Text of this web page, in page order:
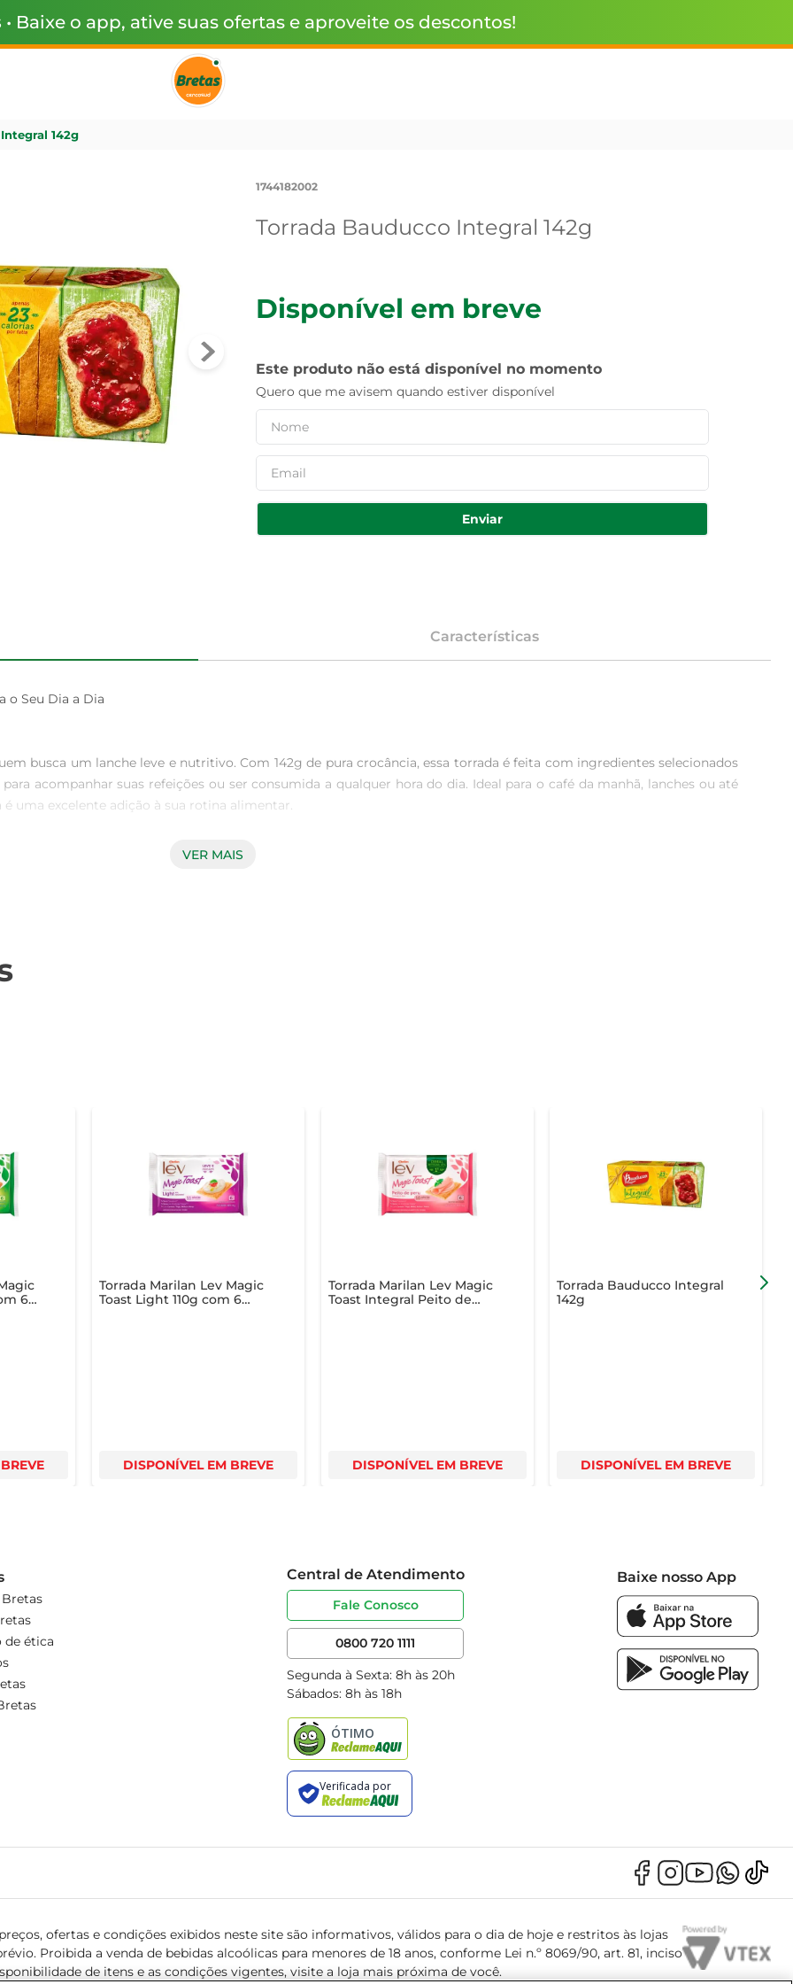
• Baixe o app, ative suas ofertas e aproveite os descontos!
142g
1744182002
Torrada Bauducco Integral 142g
Disponível em breve
Este produto não está disponível no momento
Quero que me avisem quando estiver disponível
Enviar
Características
o Seu Dia a Dia
busca um lanche leve e nutritivo. Com 142g de pura crocância, essa torrada é feita com ingredientes selecionados
acompanhar suas refeições ou ser consumida a qualquer hora do dia. Ideal para o café da manhã, lanches ou até
uma excelente adição à sua rotina alimentar.
maneiras. Experimente acompanhá-la com pastas, queijos, ou até mesmo com frutas e geleias. Sua versatilidade
refeições
VER MAIS
6
Torrada Marilan Lev Magic
Toast Light 110g com 6
DISPONÍVEL EM BREVE
Torrada Marilan Lev Magic
Toast Integral Peito de
DISPONÍVEL EM BREVE
Torrada Bauducco Integral
142g
DISPONÍVEL EM BREVE
de ética
Central de Atendimento
Fale Conosco
0800 720 1111
Segunda à Sexta: 8h às 20h
Sábados: 8h às 18h
Baixe nosso App
ofertas e condições exibidos neste site são informativos, válidos para o dia de hoje e restritos às lojas
Proibida a venda de bebidas alcoólicas para menores de 18 anos, conforme Lei n.º 8069/90, art. 81, inciso
de itens e as condições vigentes, visite a loja mais próxima de você.